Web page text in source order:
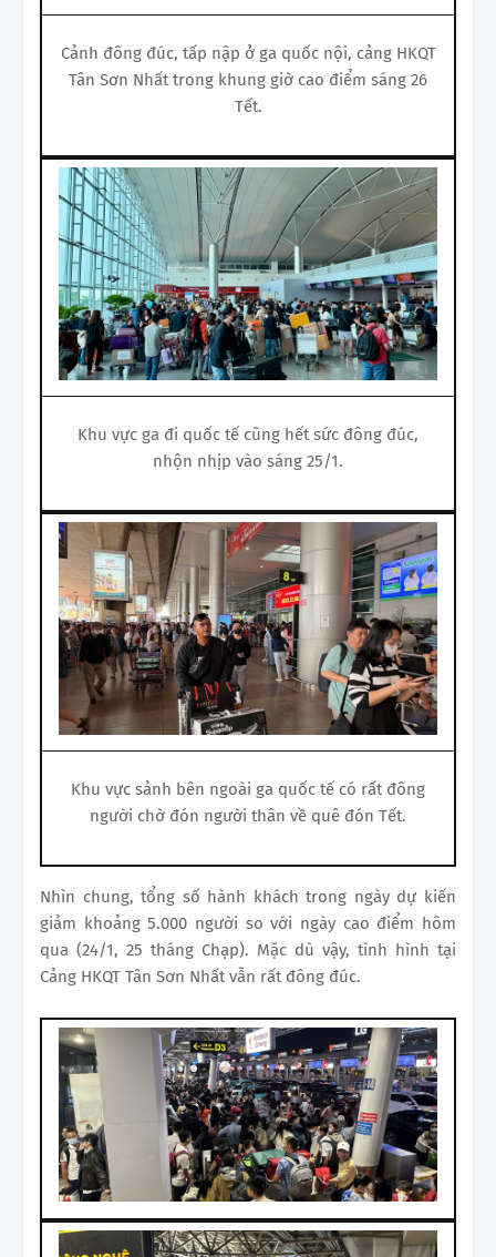
Cảnh đông đúc, tấp nập ở ga quốc nội, cảng HKQT
Tân Sơn Nhất trong khung giờ cao điểm sáng 26
Tết.
Khu vực ga đi quốc tế cũng hết sức đông đúc,
nhộn nhịp vào sáng 25/1.
Khu vực sảnh bên ngoài ga quốc tế có rất đông
người chờ đón người thân về quê đón Tết.
Nhìn chung, tổng số hành khách trong ngày dự kiến
giảm khoảng 5.000 người so với ngày cao điểm hôm
qua (24/1, 25 tháng Chạp). Mặc dù vậy, tình hình tại
Cảng HKQT Tân Sơn Nhất vẫn rất đông đúc.